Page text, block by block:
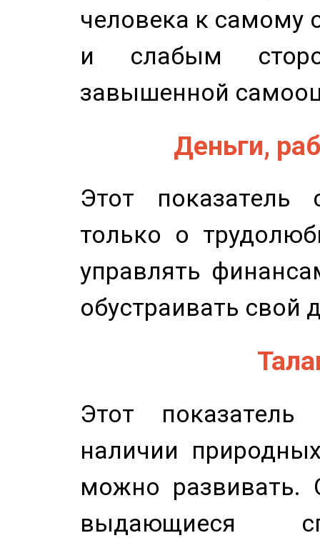
человека к самому
и слабым
завышенной
Деньги,
Этот показатель
только о
управлять
обустраивать свой
Этот показатель
наличии
можно развивать.
выдающиеся